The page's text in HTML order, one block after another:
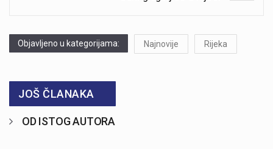
Objavljeno u kategorijama: Najnovije Rijeka
JOŠ ČLANAKA
OD ISTOG AUTORA